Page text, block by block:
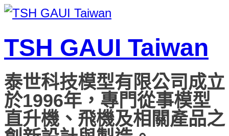
TSH GAUI Taiwan
泰世科技模型有限公司成立
於1996年，專門從事模型
直升機、飛機及相關產品之